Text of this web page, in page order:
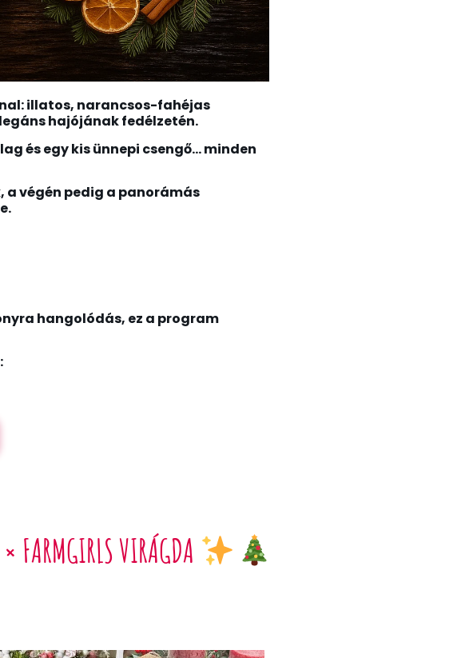
illatos, narancsos-fahéjas
hajójának fedélzetén.
és egy kis ünnepi csengő… minden
végén pedig a panorámás
hangolódás, ez a program
FARMGIRLS VIRÁGDA